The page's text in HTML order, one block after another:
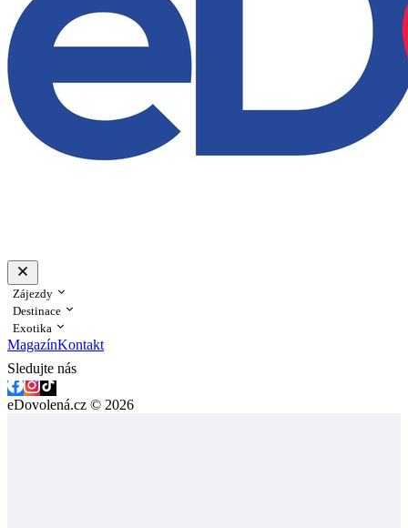
Zájezdy
Destinace
Exotika
MagazínKontakt
Sledujte nás
eDovolená.cz © 2026